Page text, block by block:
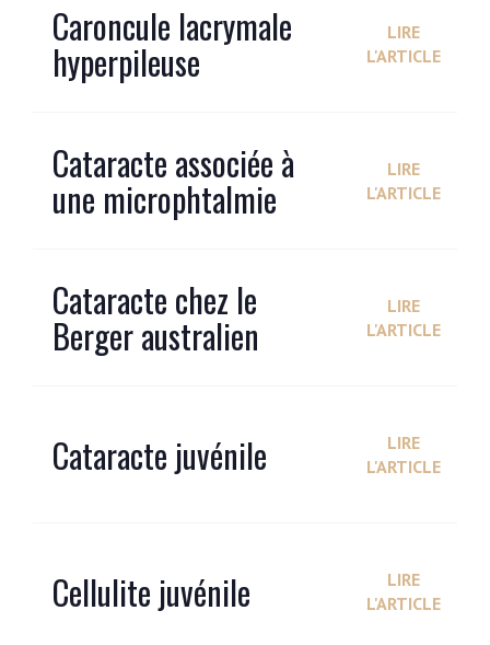
Caroncule lacrymale
hyperpileuse
LIRE
L'ARTICLE
Cataracte associée à
une microphtalmie
LIRE
L'ARTICLE
Cataracte chez le
Berger australien
LIRE
L'ARTICLE
Cataracte juvénile
LIRE
L'ARTICLE
Cellulite juvénile
LIRE
L'ARTICLE